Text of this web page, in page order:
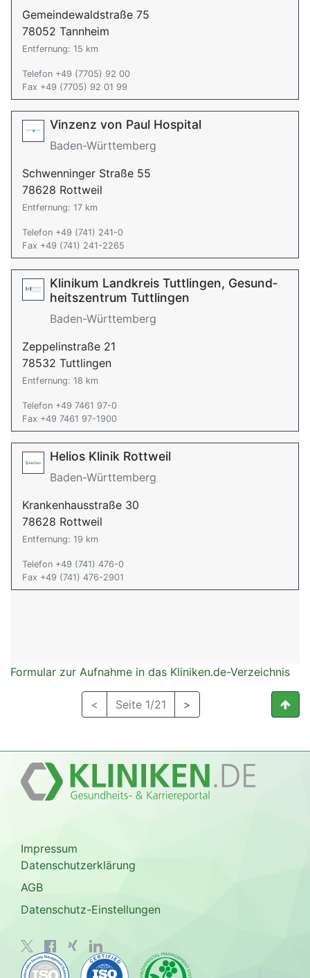
Gemeindewaldstraße 75
78052 Tannheim
Entfernung: 15 km
Telefon +49 (7705) 92 00
Fax +49 (7705) 92 01 99
Vinzenz von Paul Hospital
Baden-Württemberg
Schwenninger Straße 55
78628 Rottweil
Entfernung: 17 km
Telefon +49 (741) 241-0
Fax +49 (741) 241-2265
Klinikum Landkreis Tuttlingen, Ge­sund­
heits­zen­trum Tutt­lin­gen
Baden-Württemberg
Zeppelinstraße 21
78532 Tuttlingen
Entfernung: 18 km
Telefon +49 7461 97-0
Fax +49 7461 97-1900
Helios Klinik Rottweil
Baden-Württemberg
Krankenhausstraße 30
78628 Rottweil
Entfernung: 19 km
Telefon +49 (741) 476-0
Fax +49 (741) 476-2901
Formular zur Aufnahme in das Kliniken.de-Verzeichnis
< Seite 1/21 >
Impressum
Datenschutzerklärung
AGB
Datenschutz-Einstellungen